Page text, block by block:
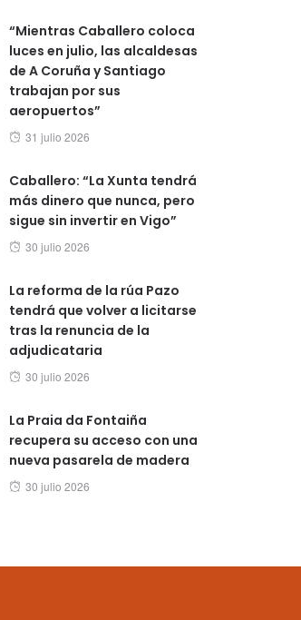
“Mientras Caballero coloca
luces en julio, las alcaldesas
de A Coruña y Santiago
trabajan por sus
aeropuertos”
Posted
31 julio 2026
Caballero: “La Xunta tendrá
más dinero que nunca, pero
sigue sin invertir en Vigo”
Posted
30 julio 2026
La reforma de la rúa Pazo
tendrá que volver a licitarse
tras la renuncia de la
adjudicataria
Posted
30 julio 2026
La Praia da Fontaiña
recupera su acceso con una
nueva pasarela de madera
Posted
30 julio 2026